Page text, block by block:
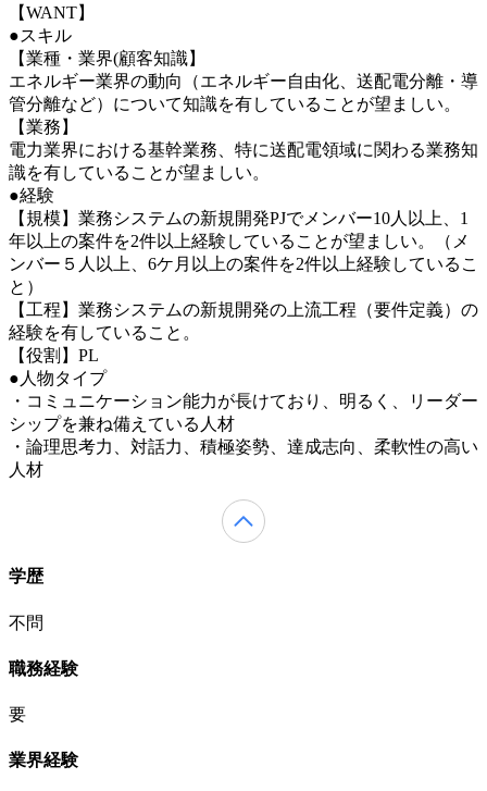
【WANT】
●スキル
【業種・業界(顧客知識】
エネルギー業界の動向（エネルギー自由化、送配電分離・導
管分離など）について知識を有していることが望ましい。
【業務】
電力業界における基幹業務、特に送配電領域に関わる業務知
識を有していることが望ましい。
●経験
【規模】業務システムの新規開発PJでメンバー10人以上、1
年以上の案件を2件以上経験していることが望ましい。（メ
ンバー５人以上、6ケ月以上の案件を2件以上経験しているこ
と）
【工程】業務システムの新規開発の上流工程（要件定義）の
経験を有していること。
【役割】PL
●人物タイプ
・コミュニケーション能力が長けており、明るく、リーダー
シップを兼ね備えている人材
・論理思考力、対話力、積極姿勢、達成志向、柔軟性の高い
人材
学歴
不問
職務経験
要
業界経験